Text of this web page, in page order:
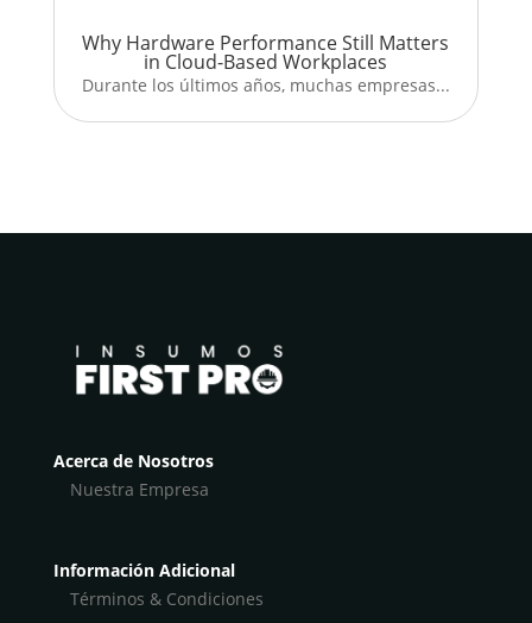
Why Hardware Performance Still Matters
in Cloud-Based Workplaces
Durante los últimos años, muchas empresas...
Acerca de Nosotros
Nuestra Empresa
Información Adicional
Términos & Condiciones